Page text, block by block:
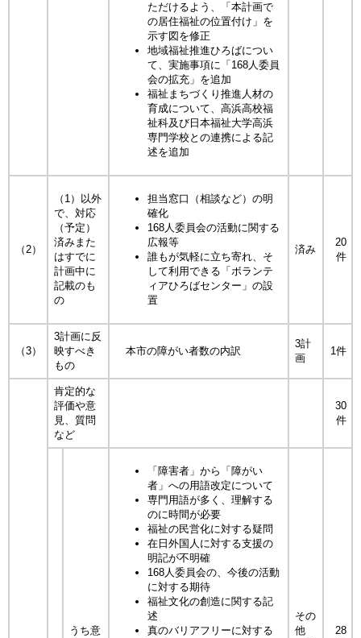
ただけるよう、「本計画で
の居住福祉の位置付け」を
示す図を修正
地域福祉推進ひろばについ
て、実施事項に「168人委員
会の拡充」を追加
福祉まちづくり推進人材の
育成について、高浜高校福
祉科及び日本福祉大学高浜
専門学校との連携による記
述を追加
（2）
（1）以外
で、対応
（予定）
済みまた
はすでに
計画中に
記載のも
の
担当窓口（相談など）の明
確化
168人委員会の活動に関する
広報等
誰もが気軽に立ち寄れ、そ
して利用できる「ボランテ
ィアひろばセンター」の設
置
済み
20
件
（3）
3計画に反
映すべき
もの
本市の障がい者数の内訳
3計
画
1件
肯定的な
評価や意
見、質問
など
30
件
うち意
「障害者」から「障がい
者」への用語改定について
専門用語が多く、理解する
のに時間が必要
福祉の民営化に対する疑問
在日外国人に対する支援の
明記が不明確
168人委員会の、今後の活動
に対する期待
福祉文化の創造に関する記
述
真のバリアフリーに対する
その
他
28